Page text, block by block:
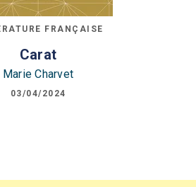
FRANÇAISE
Carat
Marie Charvet
03/04/2024